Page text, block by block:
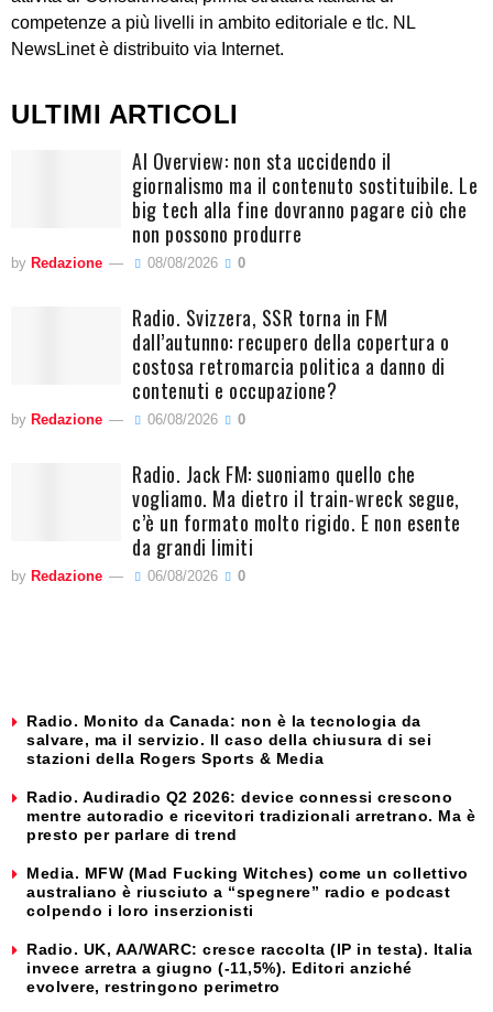
competenze a più livelli in ambito editoriale e tlc. NL
NewsLinet è distribuito via Internet.
ULTIMI ARTICOLI
AI Overview: non sta uccidendo il
giornalismo ma il contenuto sostituibile. Le
big tech alla fine dovranno pagare ciò che
non possono produrre
by Redazione 08/08/2026 0
Radio. Svizzera, SSR torna in FM
dall’autunno: recupero della copertura o
costosa retromarcia politica a danno di
contenuti e occupazione?
by Redazione 06/08/2026 0
Radio. Jack FM: suoniamo quello che
vogliamo. Ma dietro il train-wreck segue,
c’è un formato molto rigido. E non esente
da grandi limiti
by Redazione 06/08/2026 0
Radio. Monito da Canada: non è la tecnologia da
salvare, ma il servizio. Il caso della chiusura di sei
stazioni della Rogers Sports & Media
Radio. Audiradio Q2 2026: device connessi crescono
mentre autoradio e ricevitori tradizionali arretrano. Ma è
presto per parlare di trend
Media. MFW (Mad Fucking Witches) come un collettivo
australiano è riusciuto a “spegnere” radio e podcast
colpendo i loro inserzionisti
Radio. UK, AA/WARC: cresce raccolta (IP in testa). Italia
invece arretra a giugno (-11,5%). Editori anziché
evolvere, restringono perimetro